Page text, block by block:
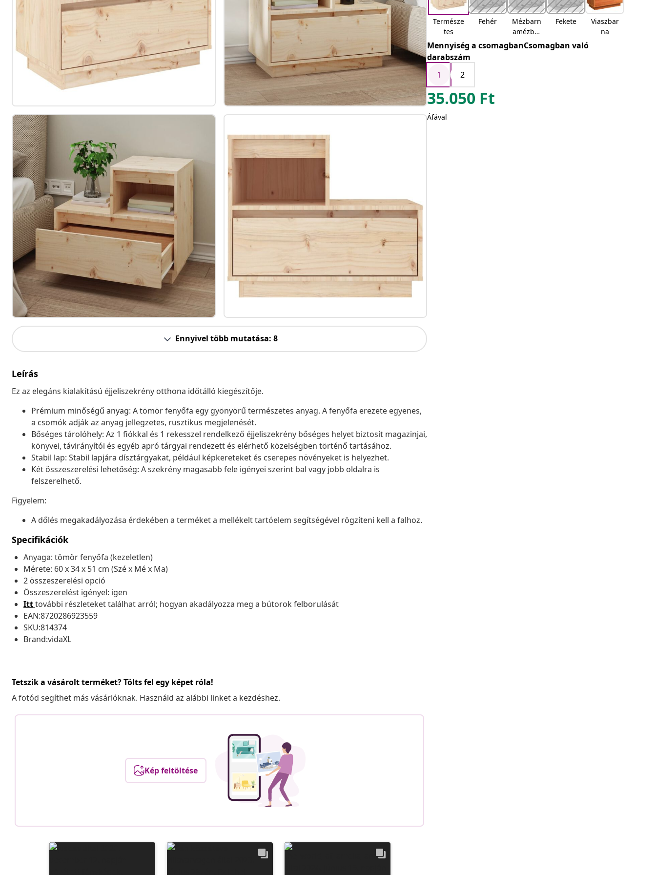
Ennyivel több mutatása: 8
Leírás
Ez az elegáns kialakítású éjjeliszekrény otthona időtálló kiegészítője.
Prémium minőségű anyag: A tömör fenyőfa egy gyönyörű természetes anyag. A fenyőfa erezete egyenes,
a csomók adják az anyag jellegzetes, rusztikus megjelenését.
Bőséges tárolóhely: Az 1 fiókkal és 1 rekesszel rendelkező éjjeliszekrény bőséges helyet biztosít magazinjai,
könyvei, távirányítói és egyéb apró tárgyai rendezett és elérhető közelségben történő tartásához.
Stabil lap: Stabil lapjára dísztárgyakat, például képkereteket és cserepes növényeket is helyezhet.
Két összeszerelési lehetőség: A szekrény magasabb fele igényei szerint bal vagy jobb oldalra is
felszerelhető.
Figyelem:
A dőlés megakadályozása érdekében a terméket a mellékelt tartóelem segítségével rögzíteni kell a falhoz.
Specifikációk
Anyaga: tömör fenyőfa (kezeletlen)
Mérete: 60 x 34 x 51 cm (Szé x Mé x Ma)
2 összeszerelési opció
Összeszerelést igényel: igen
Itttovábbi részleteket találhat arról; hogyan akadályozza meg a bútorok felborulását
EAN:8720286923559
SKU:814374
Brand:vidaXL
Tetszik a vásárolt terméket? Tölts fel egy képet róla!
A fotód segíthet más vásárlóknak. Használd az alábbi linket a kezdéshez.
Kép feltöltése
Természe
tes
Fehér
Mézbarn
amézbar
na
Fekete
Viaszbar
na
Mennyiség a csomagbanCsomagban való
darabszám
1
2
35.050 Ft
Áfával